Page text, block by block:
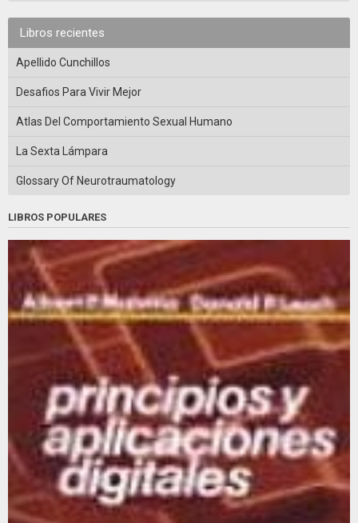
Libros recientes
Apellido Cunchillos
Desafios Para Vivir Mejor
Atlas Del Comportamiento Sexual Humano
La Sexta Lámpara
Glossary Of Neurotraumatology
LIBROS POPULARES